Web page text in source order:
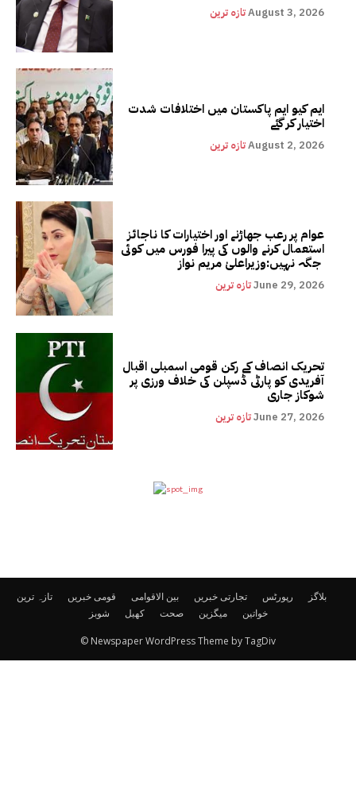
تازہ ترینAugust 3, 2026
ایم کیو ایم پاکستان میں اختلافات شدت
اختیار کر گئے
تازہ ترینAugust 2, 2026
عوام پر رعب جھاڑنے اور اختیارات کا ناجائز
استعمال کرنے والوں کی پیرا فورس میں کوئی
تازہ ترینJune 29, 2026
تحریک انصاف کے رکن قومی اسمبلی اقبال
آفریدی کو پارٹی ڈسپلن کی خلاف ورزی پر
شوکاز جاری
تازہ ترینJune 27, 2026
تازہ ترین قومی خبریں بین الاقوامی تجارتی خبریں رپورٹس
بلاگز
شوبز
کھیل صحت میگزین خواتین
© Newspaper WordPress Theme by TagDiv